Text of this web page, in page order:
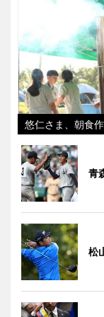
悠仁さま、朝食
青
松